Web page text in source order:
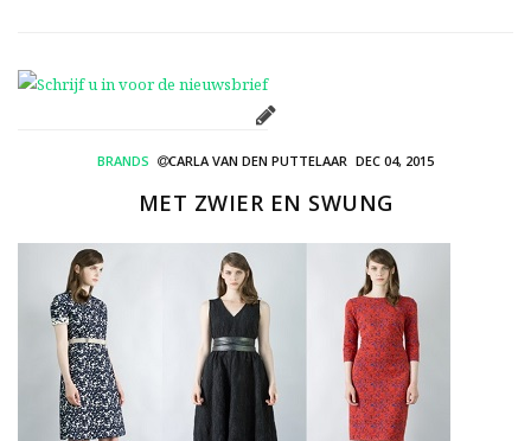
BRANDS CARLA VAN DEN PUTTELAAR DEC 04, 2015
MET ZWIER EN SWUNG